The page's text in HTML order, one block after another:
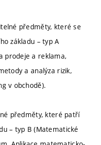
předměty, které se
základu – typ A
prodeje a reklama,
a analýza rizik,
v obchodě).
předměty, které patří
– typ B (Matematické